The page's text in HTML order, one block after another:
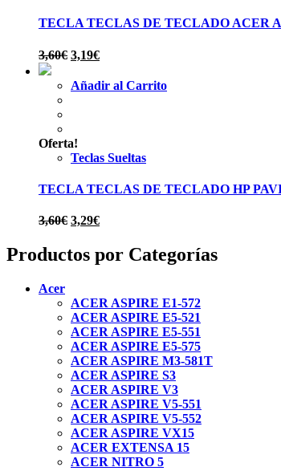
TECLA TECLAS DE TECLADO ACER
3,60€ El
original
3,19€El
actual
Añadir al Carrito
Oferta!
Teclas Sueltas
TECLA TECLAS DE TECLADO HP
3,60€ El
original
era:
3,29€El
actual
es:
Productos por Categorías
Acer
ACER ASPIRE E1-572
ACER ASPIRE E5-521
ACER ASPIRE E5-551
ACER ASPIRE E5-575
ACER ASPIRE M3-581T
ACER ASPIRE S3
ACER ASPIRE V3
ACER ASPIRE V5-551
ACER ASPIRE V5-552
ACER ASPIRE VX15
ACER EXTENSA 15
ACER NITRO 5